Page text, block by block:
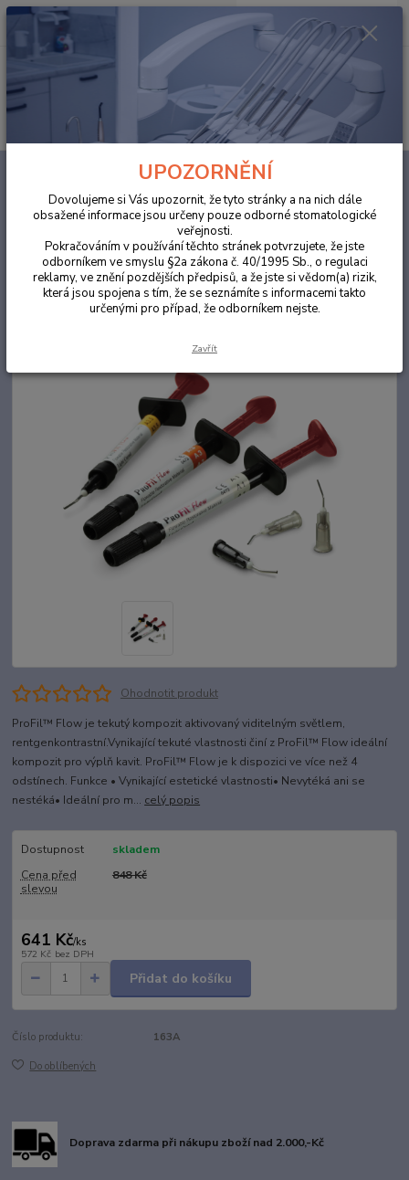
Hledat
za 0,00 Kč
ProFil™ Flow 3g A3 tekutý kompozit světlem tuhnoucí,
ProFil™ Flow 3g A3 tekutý
kompozit světlem tuhnoucí,
rentgenkontrastní.
Ohodnotit produkt
ProFil™ Flow je tekutý kompozit aktivovaný viditelným světlem,
rentgenkontrastní.Vynikající tekuté vlastnosti činí z ProFil™ Flow ideální
kompozit pro výplň kavit. ProFil™ Flow je k dispozici ve více než 4
odstínech. Funkce • Vynikající estetické vlastnosti• Nevytéká ani se
nestéká• Ideální pro m... celý popis
Dostupnost
skladem
Cena před
slevou
848 Kč
641 Kč/ks
572 Kč bez DPH
Přidat do košíku
Číslo produktu: 163A
Do oblíbených
Doprava zdarma při nákupu zboží nad 2.000,-Kč
UPOZORNĚNÍ
Dovolujeme si Vás upozornit, že tyto stránky a na nich dále
obsažené informace jsou určeny pouze odborné stomatologické
veřejnosti.
Pokračováním v používání těchto stránek potvrzujete, že jste
odborníkem ve smyslu §2a zákona č. 40/1995 Sb., o regulaci
reklamy, ve znění pozdějších předpisů, a že jste si vědom(a) rizik,
která jsou spojena s tím, že se seznámíte s informacemi takto
určenými pro případ, že odborníkem nejste.
Zavřít